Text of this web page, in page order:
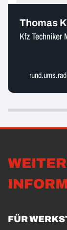
Thomas
Kfz Techniker
FÜR